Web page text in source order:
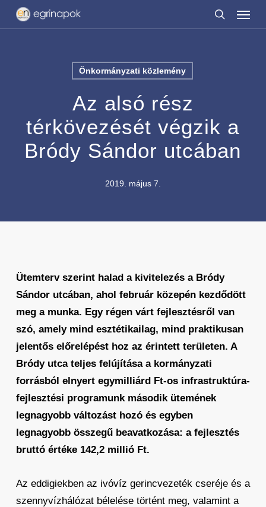
Skip
search
Menu
Önkormányzati közlemény
Az alsó rész
térkövezését végzik a
Bródy Sándor utcában
2019. május 7.
Ütemterv szerint halad a kivitelezés a Bródy
Sándor utcában, ahol február közepén kezdődött
meg a munka. Egy régen várt fejlesztésről van
szó, amely mind esztétikailag, mind praktikusan
jelentős előrelépést hoz az érintett területen. A
Bródy utca teljes felújítása a kormányzati
forrásból elnyert egymilliárd Ft-os infrastruktúra-
fejlesztési programunk második ütemének
legnagyobb változást hozó és egyben
legnagyobb összegű beavatkozása: a fejlesztés
bruttó értéke 142,2 millió Ft.
Az eddigiekben az ivóvíz gerincvezeték cseréje és a
szennyvízhálózat bélelése történt meg, valamint a